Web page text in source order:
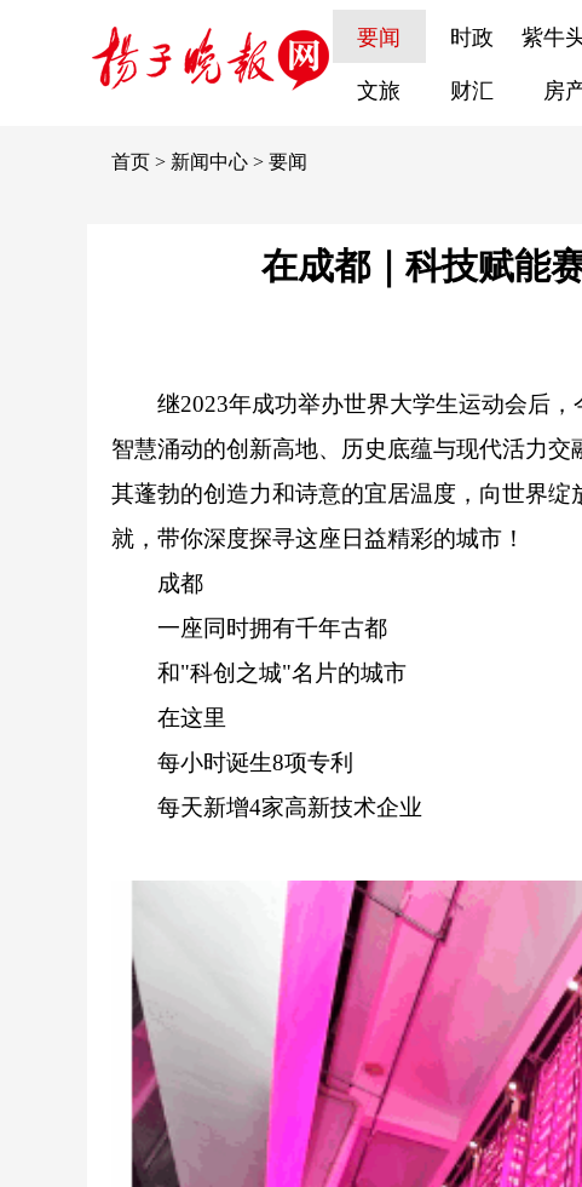
要闻 时政 紫牛
文旅 财汇 房
首页 > 新闻中心 > 要闻
在成都｜科技赋能
继2023年成功举办世界大学生运动会后
智慧涌动的创新高地、历史底蕴与现代活力
其蓬勃的创造力和诗意的宜居温度，向世界
就，带你深度探寻这座日益精彩的城市！
成都
一座同时拥有千年古都
和"科创之城"名片的城市
在这里
每小时诞生8项专利
每天新增4家高新技术企业